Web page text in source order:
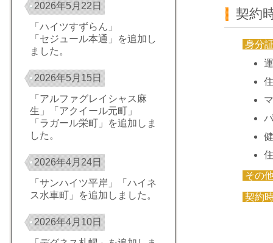
契約
身分
その
契約
2026年5月22日
「ハイツすずらん」
「セジュール本通」を追加し
ました。
2026年5月15日
「アルファグレイシャス麻
生」「アクイール元町」
「ラガール栄町」を追加しま
した。
2026年4月24日
「サンハイツ平岸」「ハイネ
ス水車町」を追加しました。
2026年4月10日